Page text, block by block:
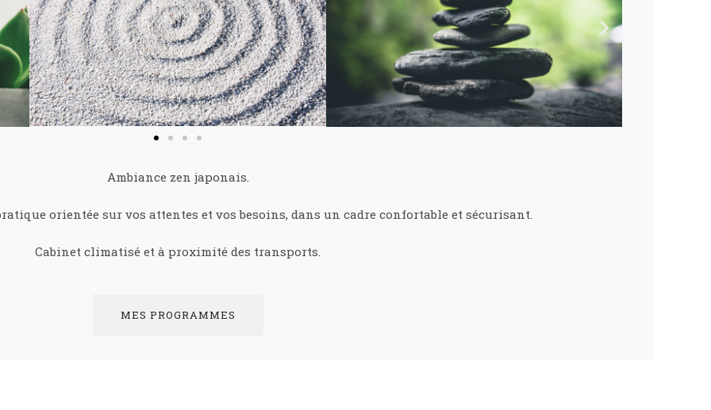
Ambiance zen japonais.
orientée sur vos attentes et vos besoins, dans un cadre confortable et sécurisant.
Cabinet climatisé et à proximité des transports.
MES PROGRAMMES